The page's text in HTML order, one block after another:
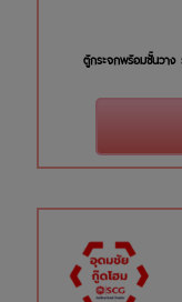
ตู้กระจกพร้อมชั้นวาง